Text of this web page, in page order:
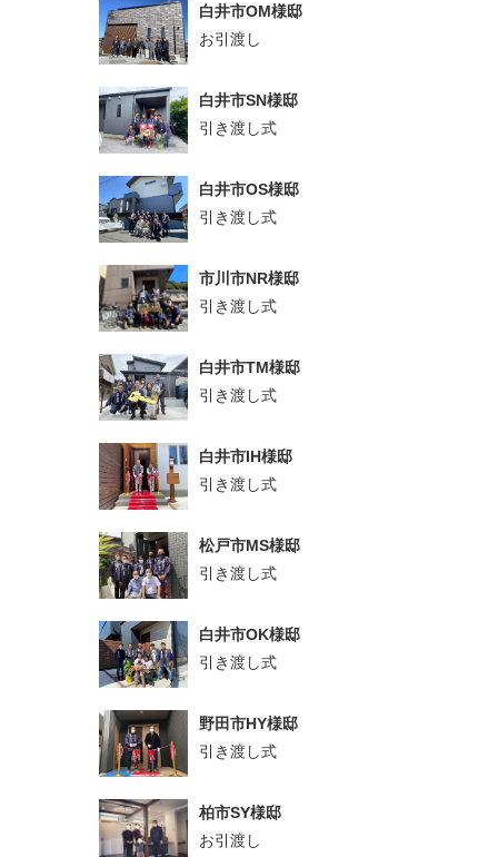
白井市OM様邸
お引渡し
白井市SN様邸
引き渡し式
白井市OS様邸
引き渡し式
市川市NR様邸
引き渡し式
白井市TM様邸
引き渡し式
白井市IH様邸
引き渡し式
松戸市MS様邸
引き渡し式
白井市OK様邸
引き渡し式
野田市HY様邸
引き渡し式
柏市SY様邸
お引渡し